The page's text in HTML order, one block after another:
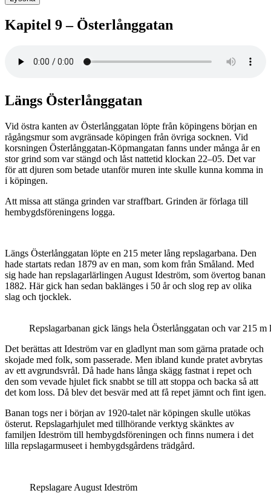
Kapitel 9 – Österlånggatan
Längs Österlånggatan
Vid östra kanten av Österlånggatan löpte från köpingens början en
rågångsmur som avgränsade köpingen från övriga socknen. Vid
korsningen Österlånggatan-Köpmangatan fanns under många år en
stor grind som var stängd och låst nattetid klockan 22–05. Det var
för att djuren som betade utanför muren inte skulle kunna komma in
i köpingen.
Att missa att stänga grinden var straffbart. Grinden är förlaga till
hembygdsföreningens logga.
Längs Österlånggatan löpte en 215 meter lång repslagarbana. Den
hade startats redan 1879 av en man, som kom från Småland. Med
sig hade han repslagarlärlingen August Ideström, som övertog banan
1882. Här gick han sedan baklänges i 50 år och slog rep av olika
slag och tjocklek.
Repslagarbanan gick längs hela Österlånggatan och var 215 m
Det berättas att Ideström var en gladlynt man som gärna pratade och
skojade med folk, som passerade. Men ibland kunde pratet avbrytas
av ett avgrundsvrål. Då hade hans långa skägg fastnat i repet och
den som vevade hjulet fick snabbt se till att stoppa och backa så att
det kom loss. Då blev det besvär med att få repet jämnt och fint igen.
Banan togs ner i början av 1920-talet när köpingen skulle utökas
österut. Repslagarhjulet med tillhörande verktyg skänktes av
familjen Ideström till hembygdsföreningen och finns numera i det
lilla repslagarmuseet i hembygdsgårdens trädgård.
Repslagare August Ideström